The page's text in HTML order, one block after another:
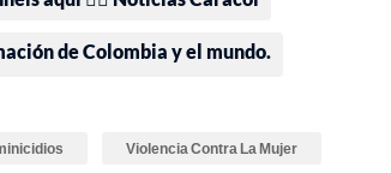
de Colombia y el mundo.
Violencia Contra La Mujer